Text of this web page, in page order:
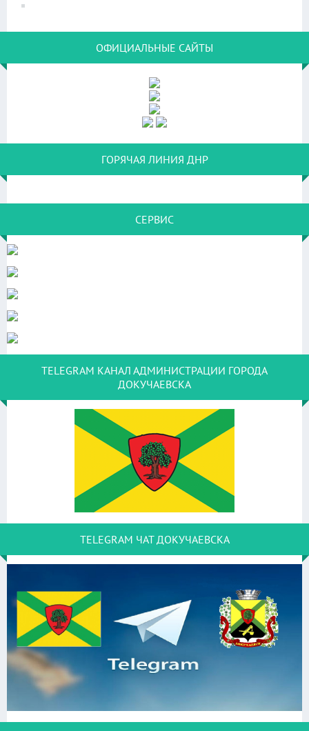
ОФИЦИАЛЬНЫЕ САЙТЫ
ГОРЯЧАЯ ЛИНИЯ ДНР
СЕРВИС
TELEGRAM КАНАЛ АДМИНИСТРАЦИИ ГОРОДА
ДОКУЧАЕВСКА
TELEGRAM ЧАТ ДОКУЧАЕВСКА